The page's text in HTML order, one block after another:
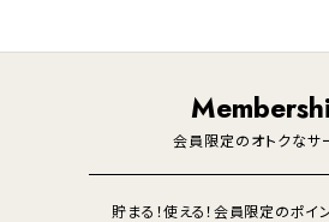
調理家電
会員限定のオトクなサ
貯まる！使える！会員限定のポイ